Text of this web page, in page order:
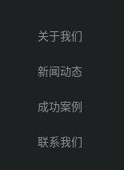
关于我们
新闻动态
成功案例
联系我们